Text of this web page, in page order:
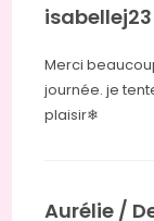
isabellej23
Merci
journée. je
plaisir❄
Aurélie /